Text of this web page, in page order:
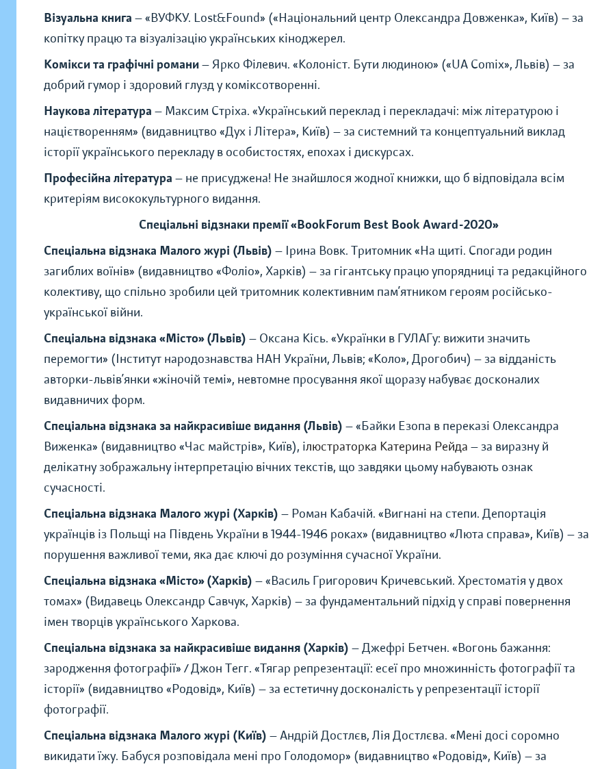
Візуальна книга —«ВУФКУ. Lost&Found» («Національний центр Олександра Довженка», Київ) — за
копітку працю та візуалізацію українських кіноджерел.
Комікси та графічні романи— Ярко Філевич. «Колоніст. Бути людиною» («UA Comix», Львів) — за
добрий гумор і здоровий глузд у коміксотворенні.
Наукова література — Максим Стріха. «Український переклад і перекладачі: між літературою і
націєтворенням» (видавництво «Дух і Літера», Київ) — за системний та концептуальний виклад
історії українського перекладу в особистостях, епохах і дискурсах.
Професійна література — не присуджена! Не знайшлося жодної книжки, що б відповідала всім
критеріям висококультурного видання.
Спеціальні відзнаки премії«BookForum Best Book Award-2020»
Спеціальна відзнака Малого журі (Львів) — Ірина Вовк. Тритомник «На щиті. Спогади родин
загиблих воїнів» (видавництво «Фоліо», Харків) —за гігантську працю упорядниці та редакційного
колективу, що спільно зробили цей тритомник колективним пам’ятником героям російсько-
української війни.
Спеціальна відзнака «Місто» (Львів) — Оксана Кісь. «Українки в ГУЛАГу: вижити значить
перемогти» (Інститут народознавства НАН України, Львів; «Коло», Дрогобич) —за відданість
авторки-львів’янки «жіночій темі», невтомне просування якої щоразу набуває досконалих
видавничих форм.
Спеціальна відзнака за найкрасивіше видання (Львів) —«Байки Езопа в переказі Олександра
Виженка» (видавництво «Час майстрів», Київ), ілюстраторка Катерина Рейда —за виразну й
делікатну зображальну інтерпретацію вічних текстів, що завдяки цьому набувають ознак
сучасності.
Спеціальна відзнака Малого журі (Харків) — Роман Кабачій. «Вигнані на степи. Депортація
українців із Польщі на Південь України в 1944-1946 роках» (видавництво «Люта справа», Київ) — за
порушення важливої теми, яка дає ключі до розуміння сучасної України.
Спеціальна відзнака «Місто» (Харків) —«Василь Григорович Кричевський. Хрестоматія у двох
томах» (Видавець Олександр Савчук, Харків) — за фундаментальний підхід у справі повернення
імен творців українського Харкова.
Спеціальна відзнака за найкрасивіше видання (Харків) — Джефрі Бетчен. «Вогонь бажання:
зародження фотографії» / Джон Тегг. «Тягар репрезентації: есеї про множинність фотографії та
історії» (видавництво «Родовід», Київ) — за естетичну досконалість у репрезентації історії
фотографії.
Спеціальна відзнака Малого журі (Київ) — Андрій Достлєв, Лія Достлєва. «Мені досі соромно
викидати їжу. Бабуся розповідала мені про Голодомор» (видавництво «Родовід», Київ) — за